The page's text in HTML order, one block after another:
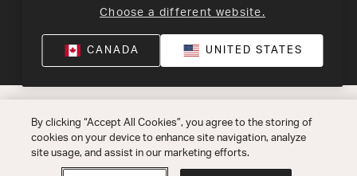
Choose a different website.
CANADA UNITED STATES
By clicking “Accept All Cookies”, you agree to the storing of
cookies on your device to enhance site navigation, analyze
site usage, and assist in our marketing efforts.